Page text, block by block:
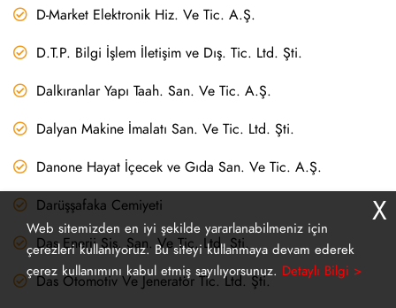
D-Market Elektronik Hiz. Ve Tic. A.Ş.
D.T.P. Bilgi İşlem İletişim ve Dış. Tic. Ltd. Şti.
Dalkıranlar Yapı Taah. San. Ve Tic. A.Ş.
Dalyan Makine İmalatı San. Ve Tic. Ltd. Şti.
Danone Hayat İçecek ve Gıda San. Ve Tic. A.Ş.
Darüşşafaka Cemiyeti
Das Enerji Sis. San. Ve Tic. Ltd. Şti.
Das Otomotiv Ve Jeneratör Tic. Ltd. Şti.
Web sitemizden en iyi şekilde yararlanabilmeniz için
çerezleri kullanıyoruz. Bu siteyi kullanmaya devam ederek
çerez kullanımını kabul etmiş sayılıyorsunuz. Detaylı Bilgi >
X